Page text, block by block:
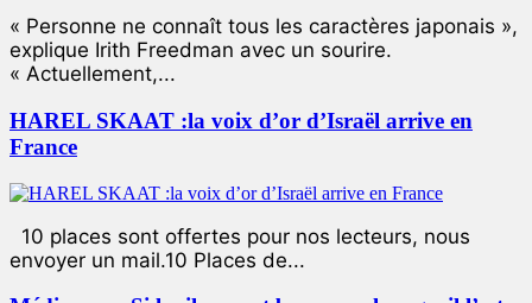
« Personne ne connaît tous les caractères japonais »,
explique Irith Freedman avec un sourire.
« Actuellement,...
HAREL SKAAT :la voix d’or d’Israël arrive en
France
10 places sont offertes pour nos lecteurs, nous
envoyer un mail.10 Places de...